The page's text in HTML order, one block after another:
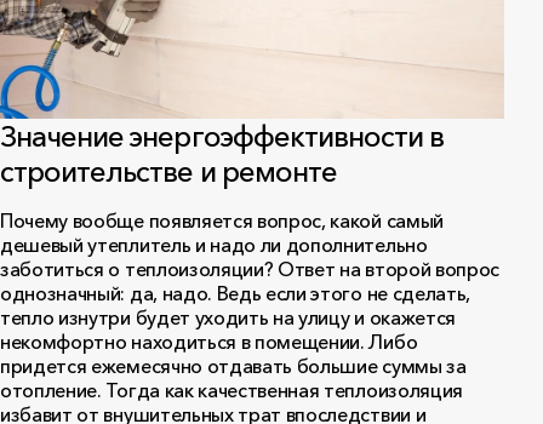
Значение энергоэффективности в
строительстве и ремонте
Почему вообще появляется вопрос, какой самый
дешевый утеплитель и надо ли дополнительно
заботиться о теплоизоляции? Ответ на второй вопрос
однозначный: да, надо. Ведь если этого не сделать,
тепло изнутри будет уходить на улицу и окажется
некомфортно находиться в помещении. Либо
придется ежемесячно отдавать большие суммы за
отопление. Тогда как качественная теплоизоляция
избавит от внушительных трат впоследствии и